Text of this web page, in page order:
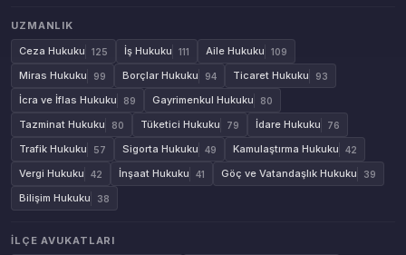
UZMANLIK
Ceza Hukuku
125 İş Hukuku 111 Aile Hukuku 109
Miras Hukuku 99 Borçlar Hukuku 94 Ticaret Hukuku 93
İcra ve İflas Hukuku 89 Gayrimenkul Hukuku 80
Tazminat Hukuku 80 Tüketici Hukuku 79 İdare Hukuku 76
Trafik Hukuku 57 Sigorta Hukuku 49 Kamulaştırma Hukuku 42
Vergi Hukuku 42 İnşaat Hukuku 41 Göç ve Vatandaşlık Hukuku 39
Bilişim Hukuku 38
İLÇE AVUKATLARI